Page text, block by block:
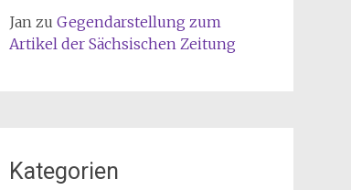
Janzu Gegendarstellung zum
Artikel der Sächsischen Zeitung
Kategorien